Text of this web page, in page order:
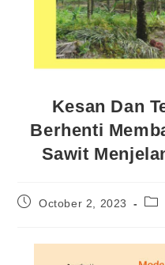
Kesan Dan
Berhenti
Sawit
October 2, 2023